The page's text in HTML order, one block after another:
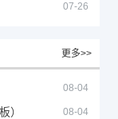
07-26
更多>>
08-04
） 08-04